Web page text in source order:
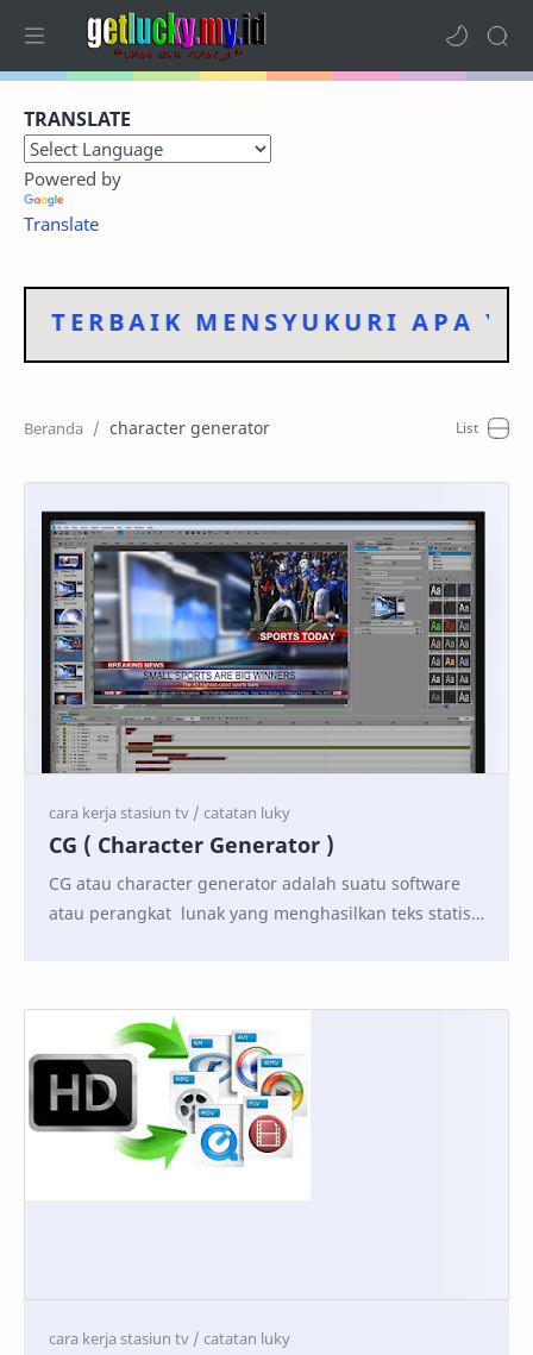
Home
Terbaru
Kategori
Sitemap
TRANSLATE
Powered by
Translate
MENSYUKURI APA
character generator
CG ( Character Generator )
CG atau character generator adalah suatu software
atau perangkat lunak yang menghasilkan teks statis